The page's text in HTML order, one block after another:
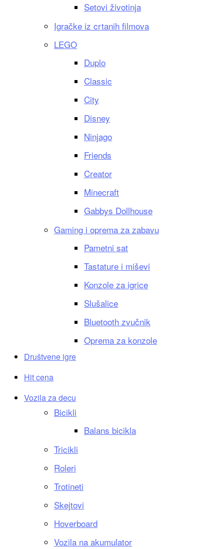
Setovi životinja
Igračke iz crtanih filmova
LEGO
Duplo
Classic
City
Disney
Ninjago
Friends
Creator
Minecraft
Gabbys Dollhouse
Gaming i oprema za zabavu
Pametni sat
Tastature i miševi
Konzole za igrice
Slušalice
Bluetooth zvučnik
Oprema za konzole
Društvene igre
Hit cena
Vozila za decu
Bicikli
Balans bicikla
Tricikli
Roleri
Trotineti
Skejtovi
Hoverboard
Vozila na akumulator